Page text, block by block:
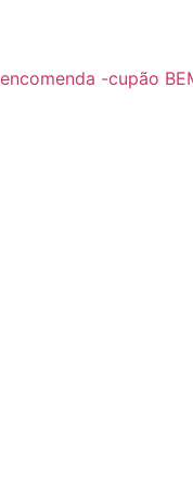
-cupão